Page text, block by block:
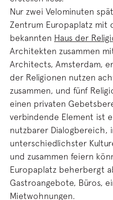
Nur zwei Velominuten
Zentrum Europaplatz mit
bekannten Haus der
Architekten zusammen
Architects, Amsterdam,
der Religionen nutzen
zusammen, und fünf
einen privaten
verbindende Element ist
nutzbarer Dialogbereich,
unterschiedlichster
und zusammen feiern
Europaplatz beherbergt
Gastroangebote, Büros,
Mietwohnungen.